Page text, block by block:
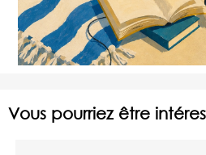
Vous pourriez être